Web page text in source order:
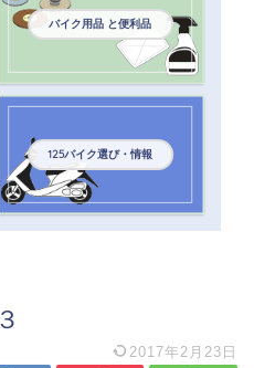
バイク用品 と便利品
125バイク選び・情報
2017年2月23日